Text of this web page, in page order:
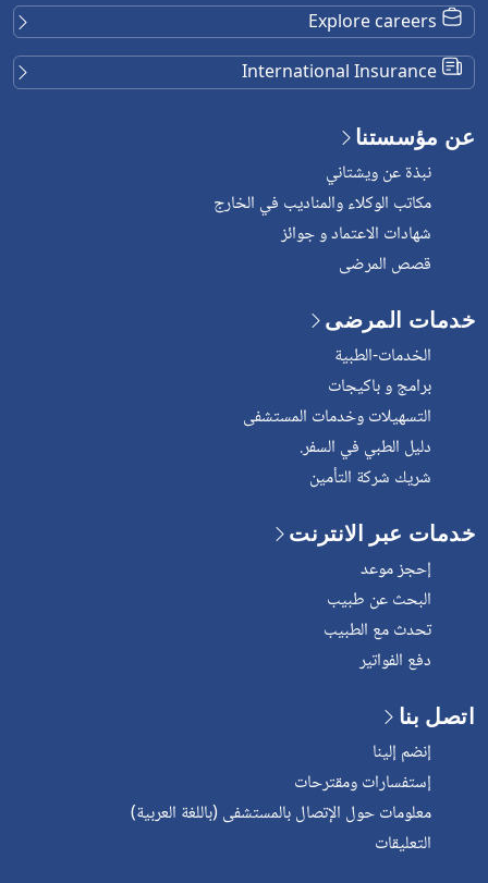
عن مؤسستنا
نبذة عن ويشتاني
مكاتب الوكلاء والمناديب في الخارج
شهادات الاعتماد و جوائز
قصص المرضى
خدمات المرضى
الخدمات-الطبية
برامج و باكيجات
التسهيلات وخدمات المستشفى
دليل الطبي في السفر.
شريك شركة التأمين
خدمات عبر الانترنت
إحجز موعد
البحث عن طبيب
تحدث مع الطبيب
دفع الفواتير
اتصل بنا
إنضم إلينا
إستفسارات ومقترحات
معلومات حول الإتصال بالمستشفى (باللغة العربية)
التعليقات